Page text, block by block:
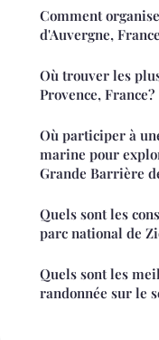
Comment
d'Auvergne,
Où trouver les
Provence, France?
Où participer à
marine pour
Grande Barrière
Quels sont les
parc national de
Quels sont les
randonnée sur le